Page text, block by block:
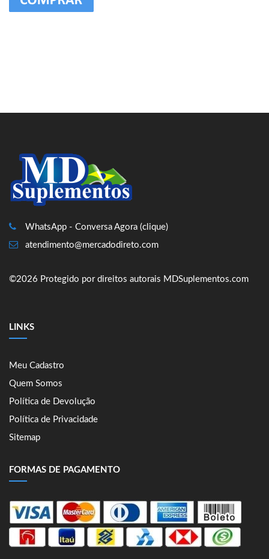
WhatsApp - Conversa Agora (clique)
atendimento@mercadodireto.com
©2026 Protegido por direitos autorais MDSuplementos.com
LINKS
Meu Cadastro
Quem Somos
Política de Devolução
Política de Privacidade
Sitemap
FORMAS DE PAGAMENTO